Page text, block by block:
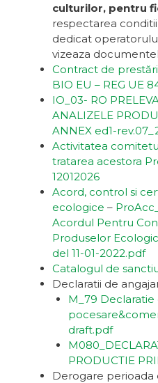
culturilor, pentru
respectarea
dedicat
vizeaza
Contract de
BIO EU – REG UE
IO_03- RO
ANALIZELE
ANNEX ed1-
Activitatea
tratarea acestora
12012026
Acord, control si
ecologice –
Acordul Pentru
Produselor
del 11-01-2022.pdf
Catalogul de
Declaratii de
M_79
draft.pdf
PRODUCTIE
Derogare perioada